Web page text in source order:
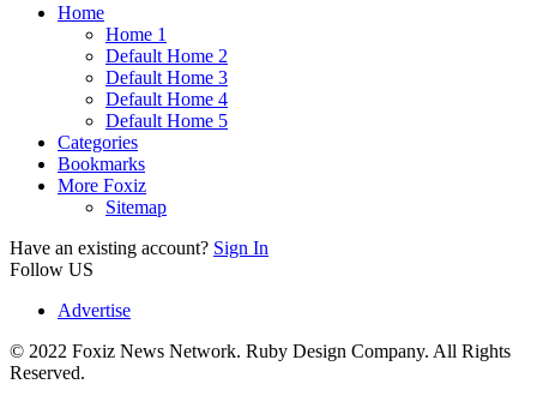
Home
Home 1
Default Home 2
Default Home 3
Default Home 4
Default Home 5
Categories
Bookmarks
More Foxiz
Sitemap
Have an existing account? Sign In
Follow US
Advertise
© 2022 Foxiz News Network. Ruby Design Company. All Rights
Reserved.